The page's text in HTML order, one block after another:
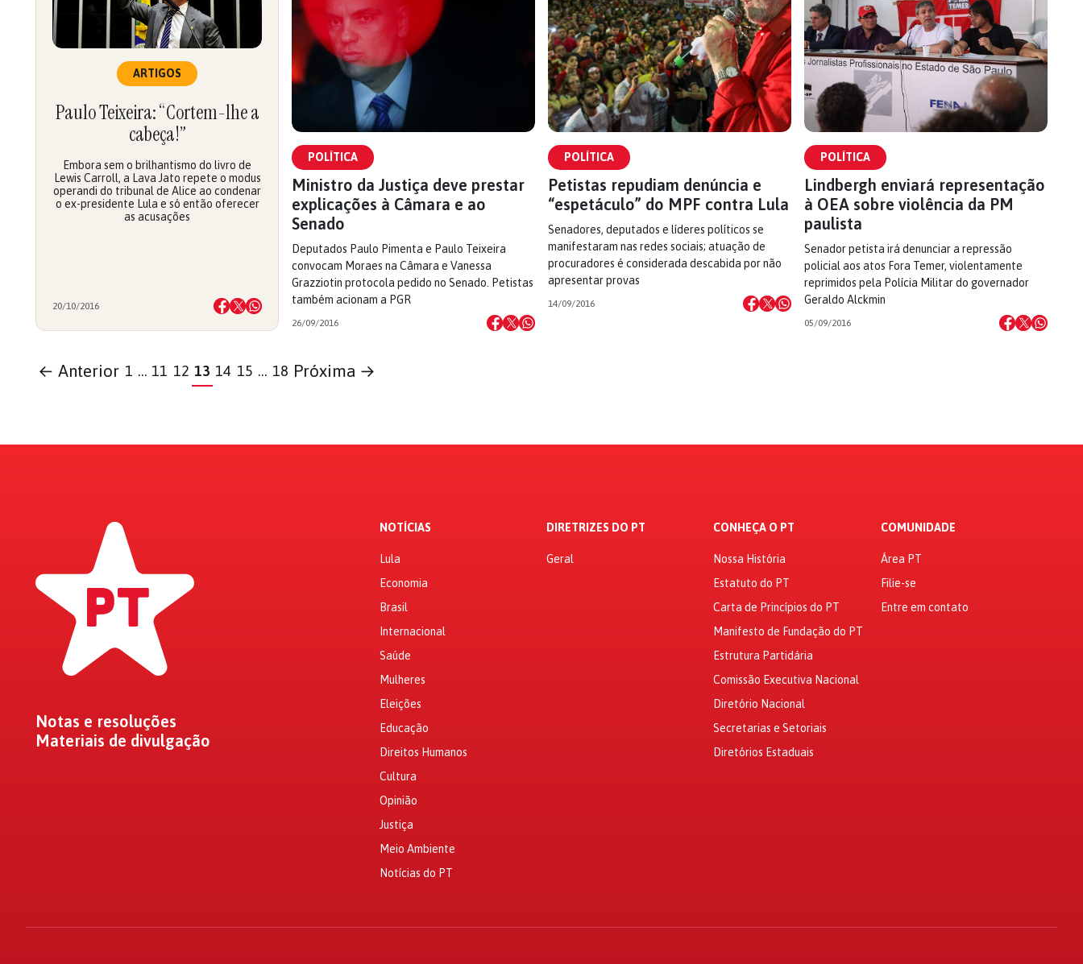
ARTIGOS
Paulo Teixeira: “Cortem-lhe a
cabeça!”
Embora sem o brilhantismo do livro de
Lewis Carroll, a Lava Jato repete o modus
operandi do tribunal de Alice ao condenar
o ex-presidente Lula e só então oferecer
as acusações
20/10/2016
POLÍTICA
Ministro da Justiça deve prestar
explicações à Câmara e ao
Senado
Deputados Paulo Pimenta e Paulo Teixeira
convocam Moraes na Câmara e Vanessa
Grazziotin protocola pedido no Senado. Petistas
também acionam a PGR
26/09/2016
POLÍTICA
Petistas repudiam denúncia e
“espetáculo” do MPF contra Lula
Senadores, deputados e líderes políticos se
manifestaram nas redes sociais; atuação de
procuradores é considerada descabida por não
apresentar provas
14/09/2016
POLÍTICA
Lindbergh enviará representação
à OEA sobre violência da PM
paulista
Senador petista irá denunciar a repressão
policial aos atos Fora Temer, violentamente
reprimidos pela Polícia Militar do governador
Geraldo Alckmin
05/09/2016
← Anterior 1 … 11 12 13 14 15 … 18 Próxima →
Notas e resoluções
Materiais de divulgação
NOTÍCIAS
Lula
Economia
Brasil
Internacional
Saúde
Mulheres
Eleições
Educação
Direitos Humanos
Cultura
Opinião
Justiça
Meio Ambiente
Notícias do PT
DIRETRIZES DO PT
Geral
CONHEÇA O PT
Nossa História
Estatuto do PT
Carta de Princípios do PT
Manifesto de Fundação do PT
Estrutura Partidária
Comissão Executiva Nacional
Diretório Nacional
Secretarias e Setoriais
Diretórios Estaduais
COMUNIDADE
Área PT
Filie-se
Entre em contato